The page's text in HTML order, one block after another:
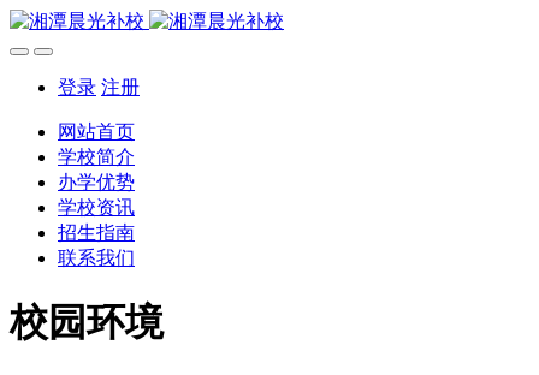
登录 注册
网站首页
学校简介
办学优势
学校资讯
招生指南
联系我们
校园环境